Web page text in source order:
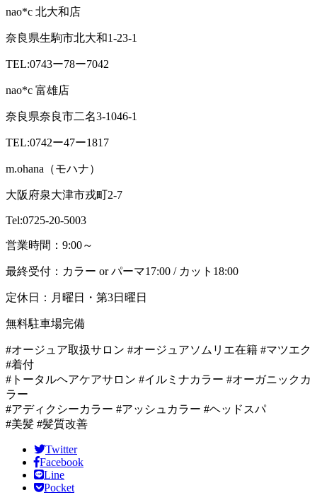
nao*c 北大和店
奈良県生駒市北大和1-23-1
TEL:0743ー78ー7042
nao*c 富雄店
奈良県奈良市二名3-1046-1
TEL:0742ー47ー1817
m.ohana（モハナ）
大阪府泉大津市戎町2-7
Tel:0725-20-5003
営業時間：9:00～
最終受付：カラー or パーマ17:00 / カット18:00
定休日：月曜日・第3日曜日
無料駐車場完備
#オージュア取扱サロン #オージュアソムリエ在籍 #マツエク
#着付
#トータルヘアケアサロン #イルミナカラー #オーガニックカ
ラー
#アディクシーカラー #アッシュカラー #ヘッドスパ
#美髪 #髪質改善
Twitter
Facebook
Line
Pocket